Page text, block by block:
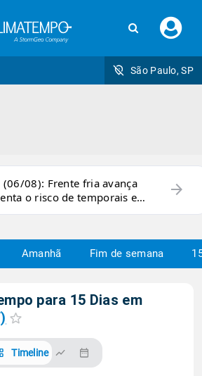
seu
São Paulo, SP
(06/08): Frente fria avança
o risco de temporais e
arrow_forward
Amanhã Fim de semana
para 15 Dias em
Timeline